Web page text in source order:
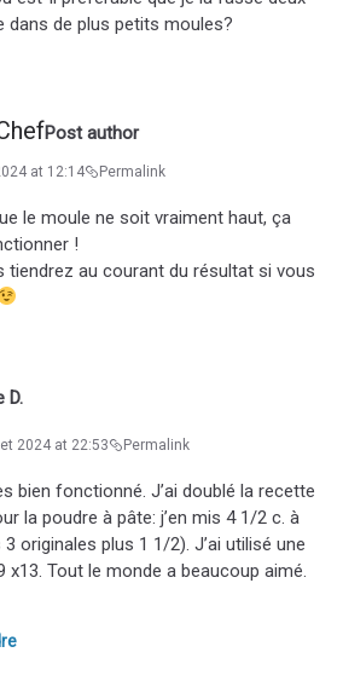
dans de plus petits moules?
Post author
at 12:14 Permalink
le moule ne soit vraiment haut, ça
!
tiendrez au courant du résultat si vous
D.
2024 at 22:53 Permalink
bien fonctionné. J’ai doublé la recette
la poudre à pâte: j’en mis 4 1/2 c. à
originales plus 1 1/2). J’ai utilisé une
x13. Tout le monde a beaucoup aimé.